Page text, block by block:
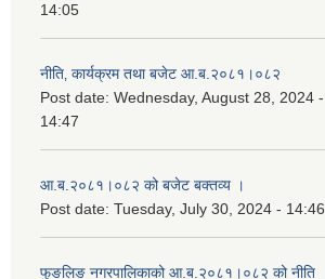
14:05
नीति‚ कार्यक्रम तथा बजेट आ.ब.२०८१।०८२
Post date: Wednesday, August 28, 2024 -
14:47
आ.ब.२०८१।०८२ को बजेट बक्तव्य ।
Post date: Tuesday, July 30, 2024 - 14:46
फुङलिङ नगरपालिकाको आ.ब.२०८१।०८२ को नीति